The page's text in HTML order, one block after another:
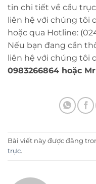
tin chi tiết về cầu
liên hệ với chúng tôi
hoặc qua Hotline:
Nếu bạn đang cần
liên hệ với chúng tôi
0983266864 hoặc
Bài viết này được đăng
trực.